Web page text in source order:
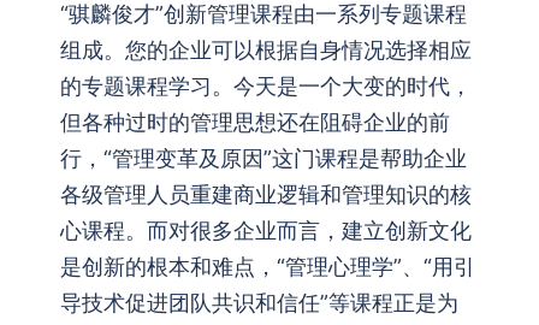
“骐麟俊才”创新管理课程由一系列专题课程
组成。您的企业可以根据自身情况选择相应
的专题课程学习。今天是一个大变的时代，
但各种过时的管理思想还在阻碍企业的前
行，“管理变革及原因”这门课程是帮助企业
各级管理人员重建商业逻辑和管理知识的核
心课程。而对很多企业而言，建立创新文化
是创新的根本和难点，“管理心理学”、“用引
导技术促进团队共识和信任”等课程正是为